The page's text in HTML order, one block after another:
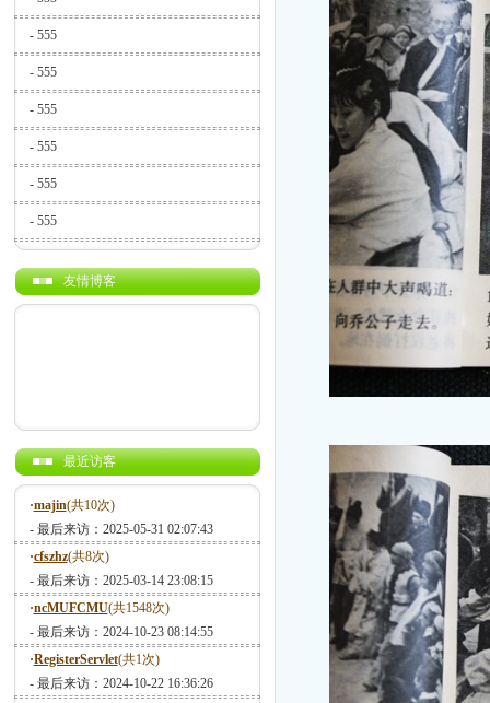
- 555
- 555
- 555
- 555
- 555
- 555
友情博客
最近访客
·majin(共10次)
- 最后来访：2025-05-31 02:07:43
·cfszhz(共8次)
- 最后来访：2025-03-14 23:08:15
·ncMUFCMU(共1548次)
- 最后来访：2024-10-23 08:14:55
·RegisterServlet(共1次)
- 最后来访：2024-10-22 16:36:26